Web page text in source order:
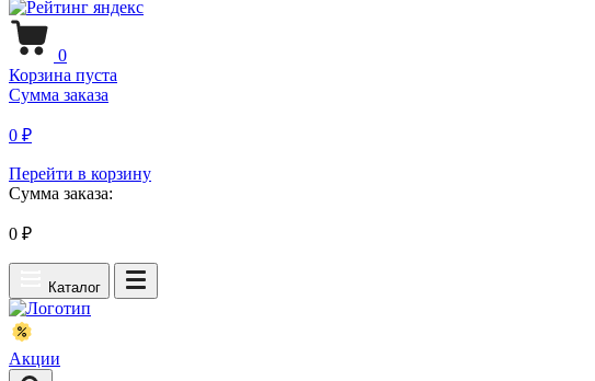
0
Корзина пуста
Сумма заказа
0 ₽
Перейти в корзину
Сумма заказа:
0 ₽
Каталог
Акции